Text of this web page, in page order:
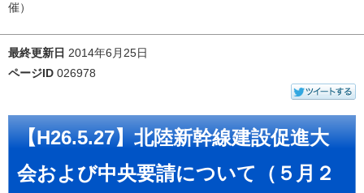
催）
最終更新日 2014年6月25日
ページID 026978
【H26.5.27】北陸新幹線建設促進大
会および中央要請について（５月２